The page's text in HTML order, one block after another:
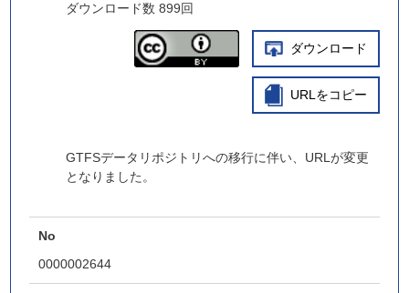
ダウンロード数 899回
ダウンロード
URLをコピー
GTFSデータリポジトリへの移行に伴い、URLが変更
となりました。
No
0000002644